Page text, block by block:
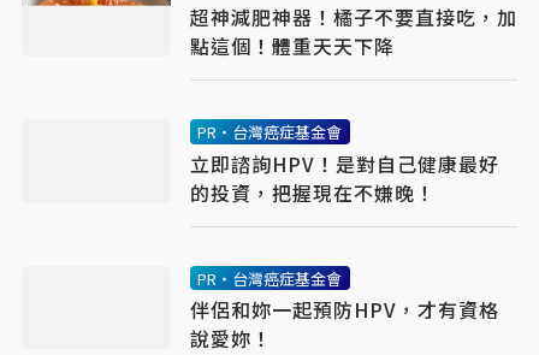
超神減肥神器！橘子不要直接吃，加
點這個！體重天天下降
PR・台灣癌症基金會
立即諮詢HPV！是對自己健康最好
的投資，把握現在不嫌晚！
PR・台灣癌症基金會
伴侶和妳一起預防HPV，才有資格
說愛妳！